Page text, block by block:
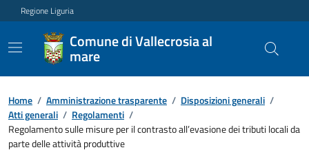
Regione Liguria
Comune di Vallecrosia al
mare
Home / Amministrazione trasparente / Disposizioni generali /
Atti generali / Regolamenti /
Regolamento sulle misure per il contrasto all’evasione dei tributi locali da
parte delle attività produttive